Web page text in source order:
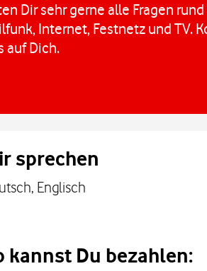
Dir sehr gerne alle Fragen
Internet, Festnetz und TV.
auf Dich.
sprechen
Englisch
kannst Du bezahlen: